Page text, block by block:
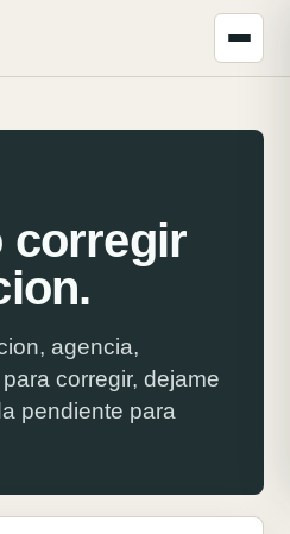
corregir
agencia,
corregir, dejame
pendiente para